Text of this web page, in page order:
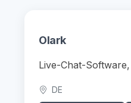
Olark
Live-Chat-
DE